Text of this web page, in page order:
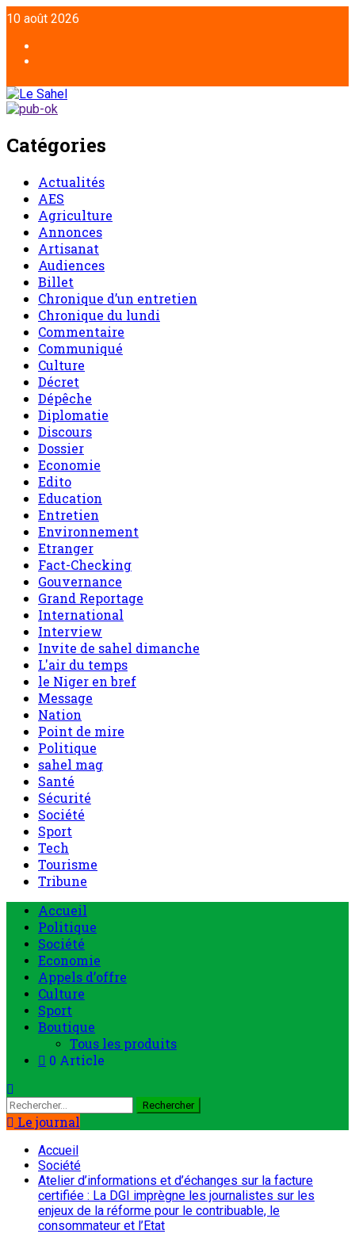
10 août 2026
Catégories
Actualités
AES
Agriculture
Annonces
Artisanat
Audiences
Billet
Chronique d’un entretien
Chronique du lundi
Commentaire
Communiqué
Culture
Décret
Dépêche
Diplomatie
Discours
Dossier
Economie
Edito
Education
Entretien
Environnement
Etranger
Fact-Checking
Gouvernance
Grand Reportage
International
Interview
Invite de sahel dimanche
L'air du temps
le Niger en bref
Message
Nation
Point de mire
Politique
sahel mag
Santé
Sécurité
Société
Sport
Tech
Tourisme
Tribune
Accueil
Politique
Société
Economie
Appels d’offre
Culture
Sport
Boutique
Tous les produits
0 Article
Le journal
Accueil
Société
Atelier d’informations et d’échanges sur la facture
certifiée : La DGI imprègne les journalistes sur les
enjeux de la réforme pour le contribuable, le
consommateur et l’Etat